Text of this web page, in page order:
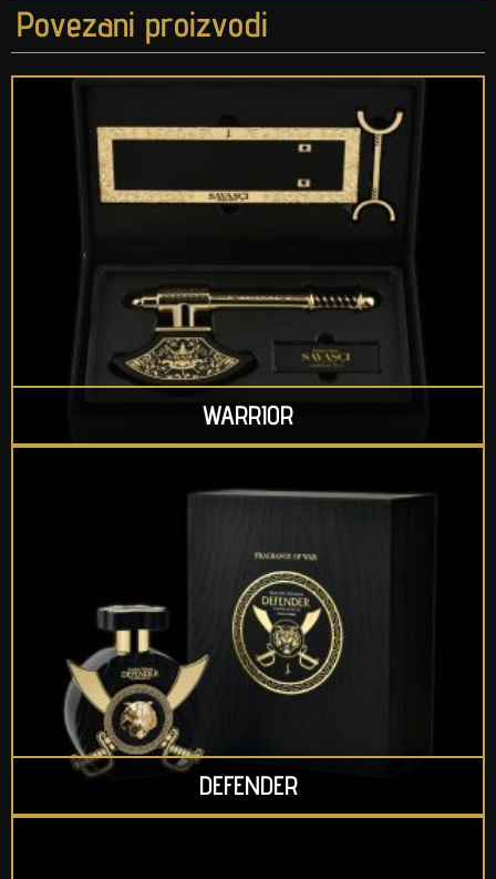
Povezani proizvodi
WARRIOR
DEFENDER